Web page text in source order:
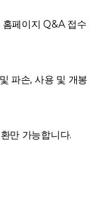
페이지 Q&A 접수
파손, 사용 및 개봉
만 가능합니다.